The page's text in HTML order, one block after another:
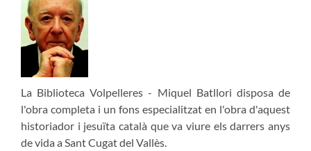
La Biblioteca Volpelleres - Miquel Batllori disposa de
l'obra completa i un fons especialitzat en l'obra d'aquest
historiador i jesuïta català que va viure els darrers anys
de vida a Sant Cugat del Vallès.